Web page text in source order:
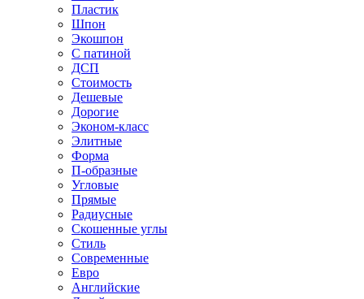
Пластик
Шпон
Экошпон
С патиной
ДСП
Стоимость
Дешевые
Дорогие
Эконом-класс
Элитные
Форма
П-образные
Угловые
Прямые
Радиусные
Скошенные углы
Стиль
Современные
Евро
Английские